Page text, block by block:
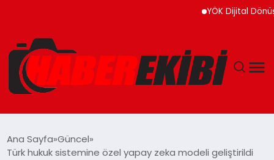
YÖK Dijital Dönüşüm
Ana Sayfa Güncel
Türk hukuk sistemine özel yapay zeka modeli geliştirildi